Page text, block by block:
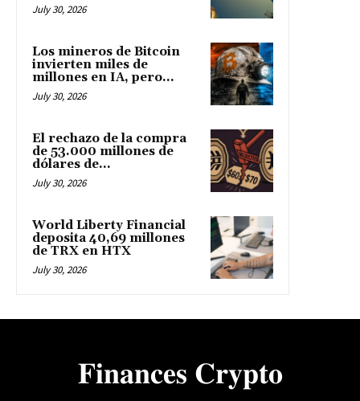
July 30, 2026
Los mineros de Bitcoin
invierten miles de
millones en IA, pero...
July 30, 2026
El rechazo de la compra
de 53.000 millones de
dólares de...
July 30, 2026
World Liberty Financial
deposita 40,69 millones
de TRX en HTX
July 30, 2026
𝐅𝐢𝐧𝐚𝐧𝐜𝐞𝐬 𝐂𝐫𝐲𝐩𝐭𝐨